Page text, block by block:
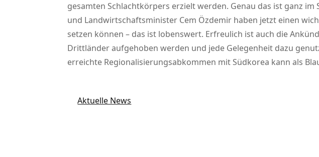
gesamten Schlachtkörpers erzielt werden. Genau das ist ganz
und Landwirtschaftsminister Cem Özdemir haben jetzt einen
setzen können – das ist lobenswert. Erfreulich ist auch die
Drittländer aufgehoben werden und jede Gelegenheit dazu
erreichte Regionalisierungsabkommen mit Südkorea kann als
Aktuelle News